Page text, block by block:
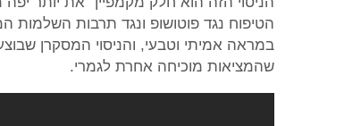
הטיפוח נגד פוטושופ ונגד תרבות השלמות
במראה אמיתי וטבעי, והניסוי המסקרן
שהמציאות מוכיחה אחרת לגמרי.